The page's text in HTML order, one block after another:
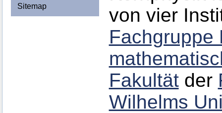
Sitemap
von vier
Fachgruppe
Fakultätder
Wilhelms